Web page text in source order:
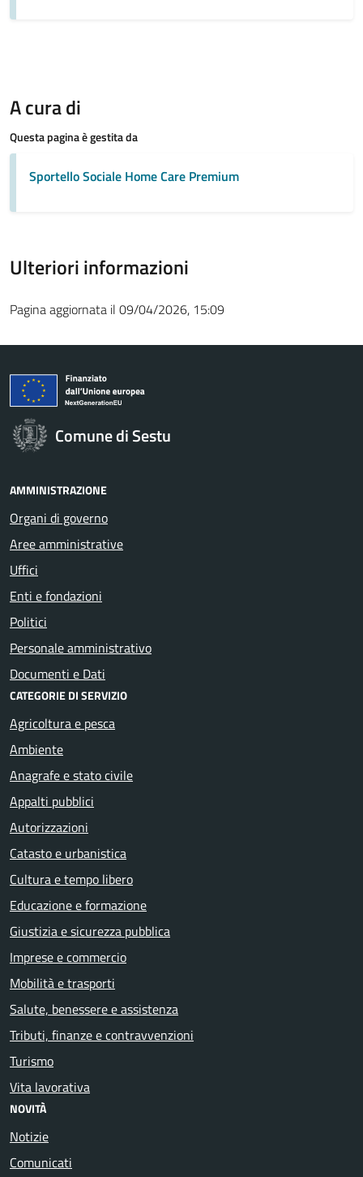
A cura di
Questa pagina è gestita da
Sportello Sociale Home Care Premium
Ulteriori informazioni
Pagina aggiornata il 09/04/2026, 15:09
Comune di Sestu
AMMINISTRAZIONE
Organi di governo
Aree amministrative
Uffici
Enti e fondazioni
Politici
Personale amministrativo
Documenti e Dati
CATEGORIE DI SERVIZIO
Agricoltura e pesca
Ambiente
Anagrafe e stato civile
Appalti pubblici
Autorizzazioni
Catasto e urbanistica
Cultura e tempo libero
Educazione e formazione
Giustizia e sicurezza pubblica
Imprese e commercio
Mobilità e trasporti
Salute, benessere e assistenza
Tributi, finanze e contravvenzioni
Turismo
Vita lavorativa
NOVITÀ
Notizie
Comunicati